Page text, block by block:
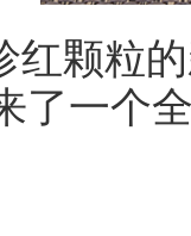
粒的
了一个